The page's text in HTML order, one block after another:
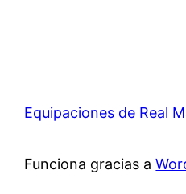
Equipaciones de Real
Funciona gracias a